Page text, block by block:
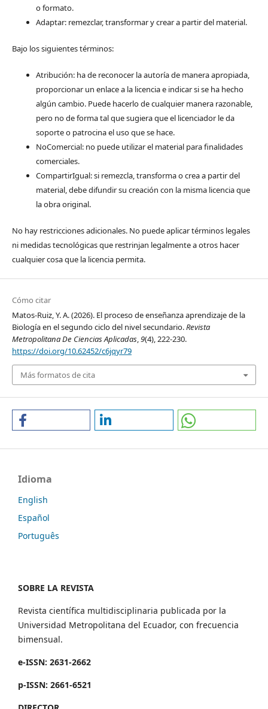
o formato.
Adaptar: remezclar, transformar y crear a partir del material.
Bajo los siguientes términos:
Atribución: ha de reconocer la autoría de manera apropiada,
proporcionar un enlace a la licencia e indicar si se ha hecho
algún cambio. Puede hacerlo de cualquier manera razonable,
pero no de forma tal que sugiera que el licenciador le da
soporte o patrocina el uso que se hace.
NoComercial: no puede utilizar el material para finalidades
comerciales.
CompartirIgual: si remezcla, transforma o crea a partir del
material, debe difundir su creación con la misma licencia que
la obra original.
No hay restricciones adicionales. No puede aplicar términos legales
ni medidas tecnológicas que restrinjan legalmente a otros hacer
cualquier cosa que la licencia permita.
Cómo citar
Matos-Ruiz, Y. A. (2026). El proceso de enseñanza aprendizaje de la
Biología en el segundo ciclo del nivel secundario.Revista
Metropolitana De Ciencias Aplicadas,9(4), 222-230.
https://doi.org/10.62452/c6jqyr79
Más formatos de cita
Idioma
English
Español
Português
SOBRE LA REVISTA
Revista científica multidisciplinaria publicada por la
Universidad Metropolitana del Ecuador, con frecuencia
bimensual.
e-ISSN: 2631-2662
p-ISSN: 2661-6521